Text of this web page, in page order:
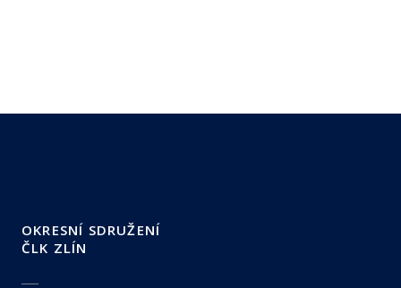
OKRESNÍ SDRUŽENÍ
ČLK ZLÍN